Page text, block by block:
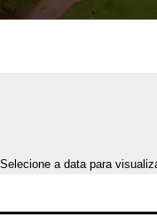
a data para